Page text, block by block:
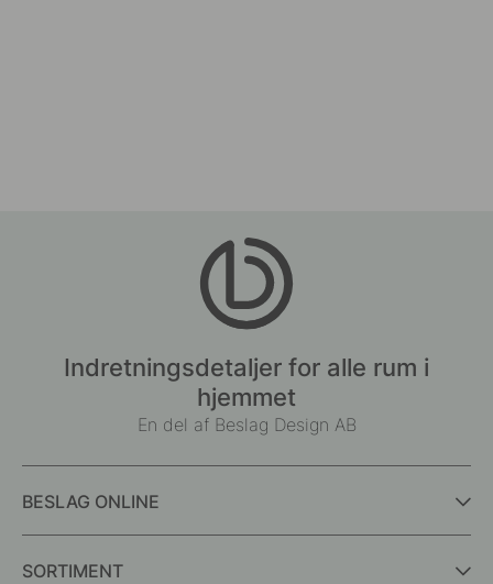
Indretningsdetaljer for alle rum i
hjemmet
En del af Beslag Design AB
BESLAG ONLINE
SORTIMENT